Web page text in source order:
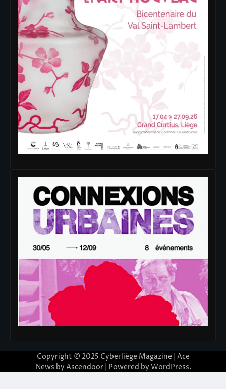
Copyright © 2025 Cyberliège Magazine | Ace
News by Ascendoor| Powered by WordPress.